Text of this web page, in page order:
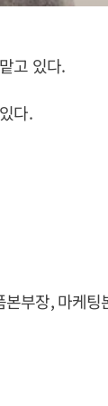
고 있다.
다.
부장, 마케팅